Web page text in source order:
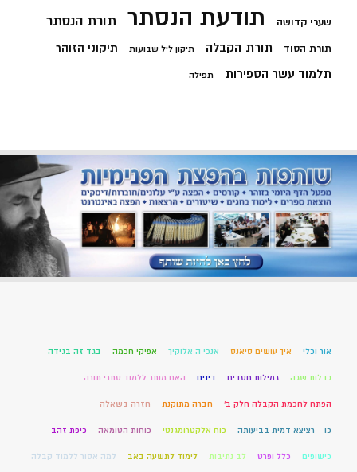
שערי קדושה תודעת הנסתר תורת הנסתר
תורת הסוד תורת הקבלה תיקון ליל שבועות תיקוני הזוהר
תלמוד עשר הספירות תפילה
אור וכלי איך עושים סיאנס אנכי ה אלוקיך אפיקי חכמה בגד זה בגידה
גדלות שגה גמילות חסדים דינים האם מותר ללמוד סתרי תורה
הפתח לחכמת הקבלה חלק ב' חברה מתוקנת חזרה בשאלה
כו – רציצא דמית בביעותה כוח אלקטרומגנטי כוחות הטומאה כיפת זהב
כישופים כלל ופרט לב נתיבות לימוד לתשעה באב למה אסור ללמוד קבלה